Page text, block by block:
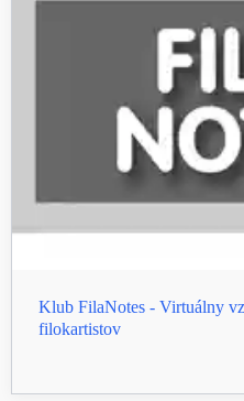
Klub FilaNotes - Virtuálny
filokartistov